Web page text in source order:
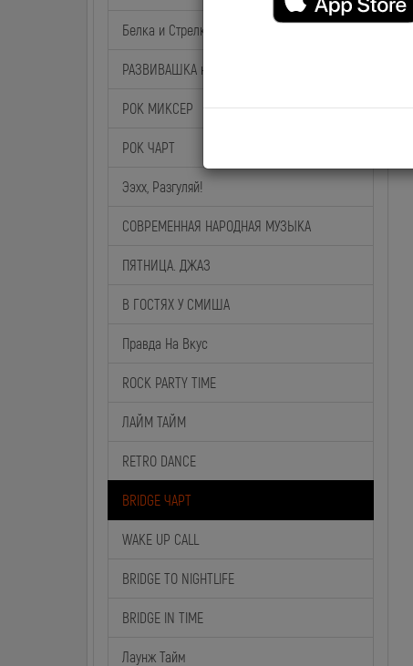
Белка и Стрелка
РАЗВИВАШКА на BABY TIME
РОК МИКСЕР
РОК ЧАРТ
Ээхх, Разгуляй!
СОВРЕМЕННАЯ НАРОДНАЯ МУЗЫКА
ПЯТНИЦА. ДЖАЗ
В ГОСТЯХ У СМИША
Правда На Вкус
ROCK PARTY TIME
ЛАЙМ ТАЙМ
RETRO DANCE
BRIDGE ЧАРТ
WAKE UP CALL
BRIDGE TO NIGHTLIFE
BRIDGE IN TIME
Лаунж Тайм